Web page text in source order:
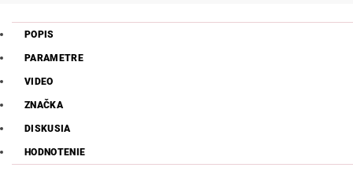
POPIS
PARAMETRE
VIDEO
ZNAČKA
DISKUSIA
HODNOTENIE